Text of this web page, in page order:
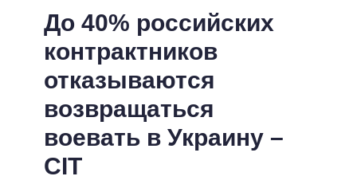
ЛЕНТА
СОБЫТИЯ
СТАТЬИ
ОБЗОРЫ
ДАЙДЖЕСТЫ
ПОЛИТИКА
ЭКОНОМИКА
ОБЩЕСТВО
ОБЕЩАНИЯ
ПОЛИТИКИ
ПРЕЗИДЕНТ И ОФИС
ВЕРХОВНАЯ РАДА
КАБИНЕТ МИНИСТРОВ
ВИДЕО
До 40% российских
контрактников
отказываются
возвращаться
воевать в Украину –
CIT